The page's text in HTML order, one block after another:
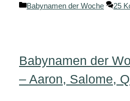
Kategorien
Babynamen der Woche 25
Babynamen der
– Aaron, Salome,